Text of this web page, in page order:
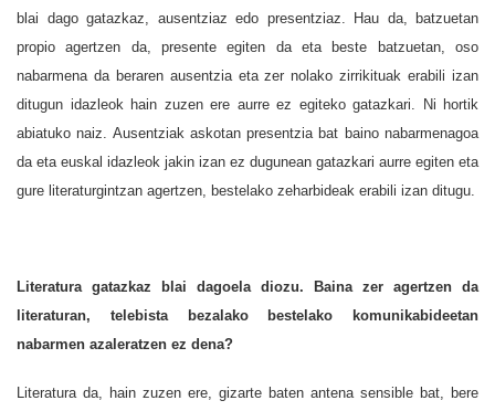
blai dago gatazkaz, ausentziaz edo presentziaz. Hau da, batzuetan
propio agertzen da, presente egiten da eta beste batzuetan, oso
nabarmena da beraren ausentzia eta zer nolako zirrikituak erabili izan
ditugun idazleok hain zuzen ere aurre ez egiteko gatazkari. Ni hortik
abiatuko naiz. Ausentziak askotan presentzia bat baino nabarmenagoa
da eta euskal idazleok jakin izan ez dugunean gatazkari aurre egiten eta
gure literaturgintzan agertzen, bestelako zeharbideak erabili izan ditugu.
Literatura gatazkaz blai dagoela diozu. Baina zer agertzen da
literaturan, telebista bezalako bestelako komunikabideetan
nabarmen azaleratzen ez dena?
Literatura da, hain zuzen ere, gizarte baten antena sensible bat, bere